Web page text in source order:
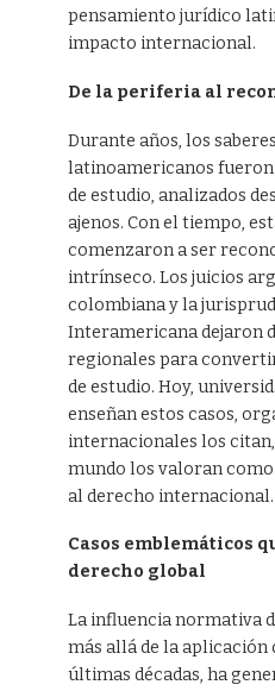
pensamiento jurídico
impacto internacional.
De la periferia al
Durante años, los
latinoamericanos
de estudio, analizados
ajenos. Con el tiempo,
comenzaron a ser
intrínseco. Los juicios
colombiana y la
Interamericana dejaron
regionales para
de estudio. Hoy,
enseñan estos casos,
internacionales los
mundo los valoran
al derecho internacional.
Casos emblemáticos
derecho global
La influencia normativa
más allá de la aplicación
últimas décadas, ha